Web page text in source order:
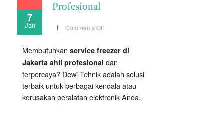
7
Jan
Profesional
Comments Offon
Jakarta
Profesional
Membutuhkan service freezer di
Jakarta ahli profesional dan
terpercaya? Dewi Tehnik adalah solusi
terbaik untuk berbagai kendala atau
kerusakan peralatan elektronik Anda.